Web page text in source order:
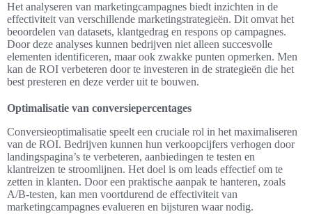
Het analyseren van marketingcampagnes biedt inzichten in de
effectiviteit van verschillende marketingstrategieën. Dit omvat het
beoordelen van datasets, klantgedrag en respons op campagnes.
Door deze analyses kunnen bedrijven niet alleen succesvolle
elementen identificeren, maar ook zwakke punten opmerken. Men
kan de ROI verbeteren door te investeren in de strategieën die het
best presteren en deze verder uit te bouwen.
Optimalisatie van conversiepercentages
Conversieoptimalisatie speelt een cruciale rol in het maximaliseren
van de ROI. Bedrijven kunnen hun verkoopcijfers verhogen door
landingspagina’s te verbeteren, aanbiedingen te testen en
klantreizen te stroomlijnen. Het doel is om leads effectief om te
zetten in klanten. Door een praktische aanpak te hanteren, zoals
A/B-testen, kan men voortdurend de effectiviteit van
marketingcampagnes evalueren en bijsturen waar nodig.